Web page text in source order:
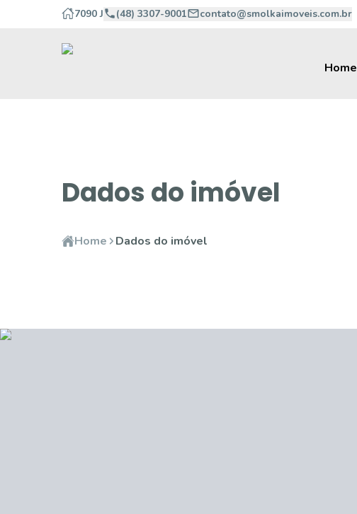
7090 J (48) 3307-9001 contato@smolkaimoveis.com.br
Home
Dados do imóvel
Home Dados do imóvel